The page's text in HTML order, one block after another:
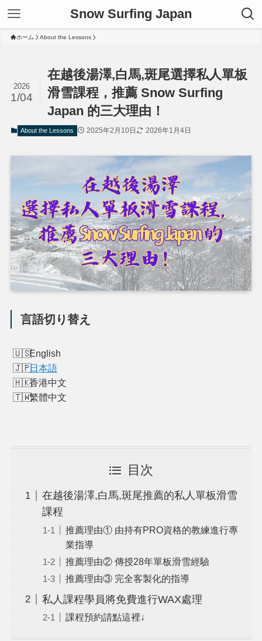
Snow Surfing Japan
ホーム About the Lessons
在越後湯澤,白馬,斑尾選擇私人單板
滑雪課程，推薦 Snow Surfing
Japan 的三大理由！
2026
1/04
About the Lessons 2025年2月10日 2026年1月4日
言語切り替え
English
日本語
香港中文
繁體中文
目次
在越後湯澤,白馬,斑尾推薦的私人單板滑雪
課程
推薦理由① 由持有PRO資格的教練進行專
業指導
推薦理由② 傳授28年單板滑雪經驗
推薦理由③ 完全客製化的指導
私人課程學員將免費進行WAX處理
課程預約請點這裡↓